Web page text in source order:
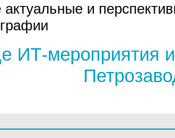
актуальные и
ИТ-мероприятия